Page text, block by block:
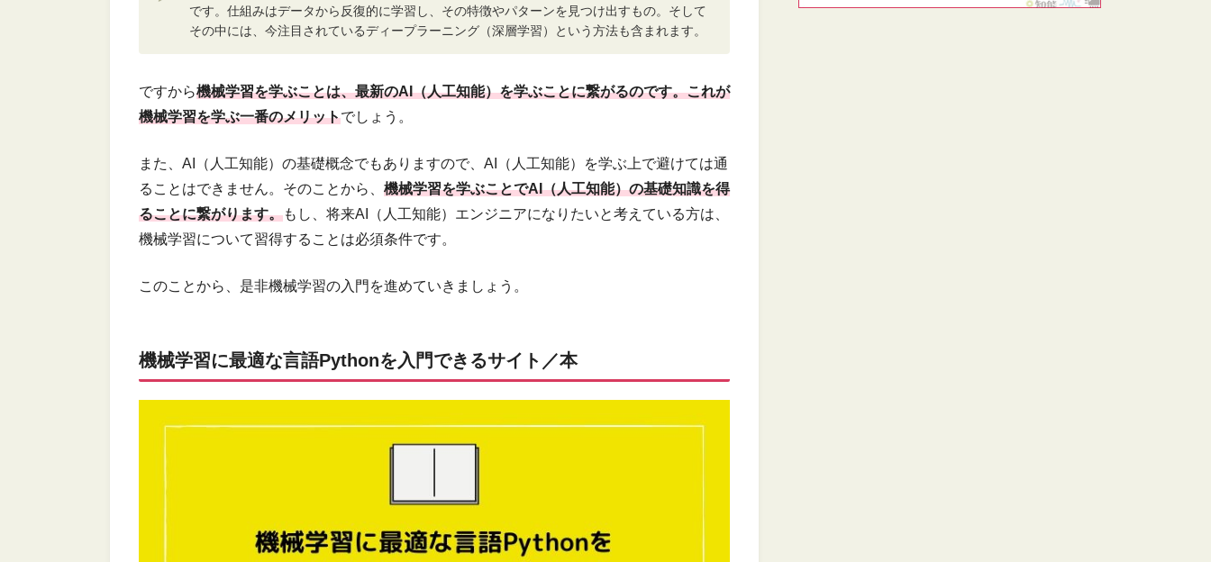
です。仕組みはデータから反復的に学習し、その特徴やパターンを見つけ出すもの。そして
その中には、今注目されているディープラーニング（深層学習）という方法も含まれます。
ですから機械学習を学ぶことは、最新のAI（人工知能）を学ぶことに繋がるのです。これが
機械学習を学ぶ一番のメリットでしょう。
また、AI（人工知能）の基礎概念でもありますので、AI（人工知能）を学ぶ上で避けては通
ることはできません。そのことから、 機械学習を学ぶことでAI（人工知能）の基礎知識を得
ることに繋がります。もし、将来AI（人工知能）エンジニアになりたいと考えている方は、
機械学習について習得することは必須条件です。
このことから、是非機械学習の入門を進めていきましょう。
機械学習に最適な言語Pythonを入門できるサイト／本